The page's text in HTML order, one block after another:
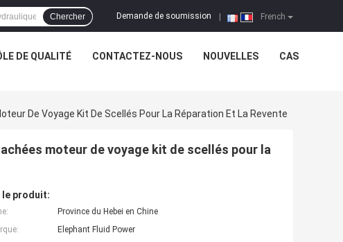
French
Demande de soumission
Chercher
DE QUALITÉ CONTACTEZ-NOUS NOUVELLES CAS
De Voyage Kit De Scellés Pour La Réparation Et La Revente
moteur de voyage kit de scellés pour la
le produit:
Province du Hebei en Chine
Elephant Fluid Power